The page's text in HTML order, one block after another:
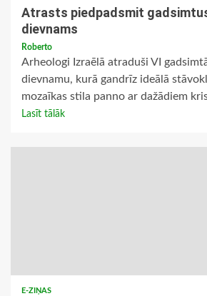
Atrasts piedpadsmit
dievnams
Roberto
Arheologi Izraēlā atraduši VI
dievnamu, kurā gandrīz ideālā
mozaīkas stila panno ar dažādiem
Lasīt tālāk
E-ZIŅAS